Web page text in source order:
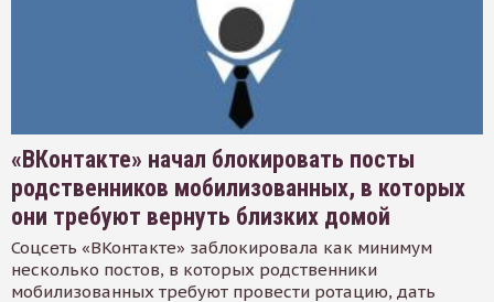
«ВКонтакте» начал блокировать посты
родственников мобилизованных, в которых
они требуют вернуть близких домой
Соцсеть «ВКонтакте» заблокировала как минимум
несколько постов, в которых родственники
мобилизованных требуют провести ротацию, дать